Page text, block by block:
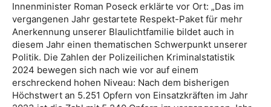
Innenminister Roman Poseck erklärte vor Ort: „Das im
vergangenen Jahr gestartete Respekt-Paket für mehr
Anerkennung unserer Blaulichtfamilie bildet auch in
diesem Jahr einen thematischen Schwerpunkt unserer
Politik. Die Zahlen der Polizeilichen Kriminalstatistik
2024 bewegen sich nach wie vor auf einem
erschreckend hohen Niveau: Nach dem bisherigen
Höchstwert an 5.251 Opfern von Einsatzkräften im Jahr